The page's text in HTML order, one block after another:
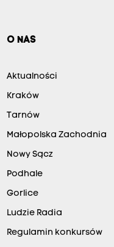
O NAS
Aktualności
Kraków
Tarnów
Małopolska Zachodnia
Nowy Sącz
Podhale
Gorlice
Ludzie Radia
Regulamin konkursów